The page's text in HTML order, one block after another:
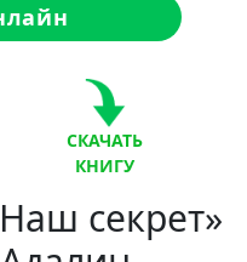
СКАЧАТЬ
КНИГУ
секрет»